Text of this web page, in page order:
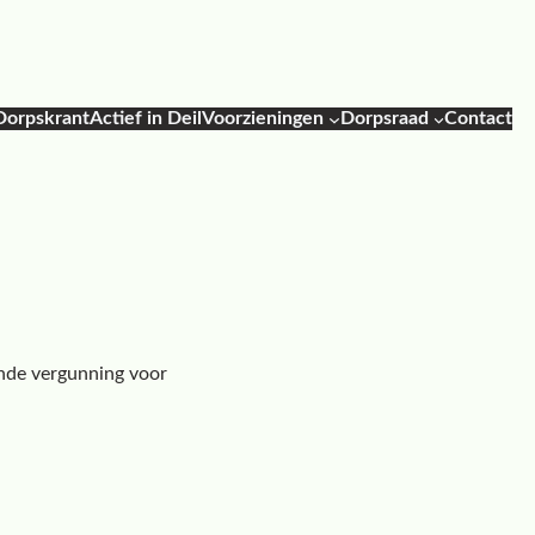
Actief in DeilVoorzieningen Dorpsraad Contact
vergunning voor